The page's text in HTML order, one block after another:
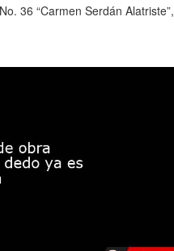
36 “Carmen Serdán Alatriste”,